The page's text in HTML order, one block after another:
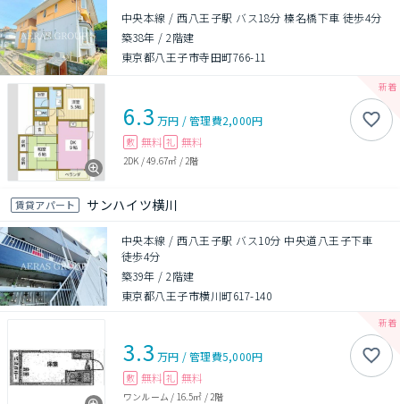
中央本線 / 西八王子駅 バス18分 榛名橋下車 徒歩4分
築38年 /2階建
東京都八王子市寺田町766-11
6.3 万円 /管理費2,000円
敷 無料 礼 無料
2DK /49.67㎡ / 2階
賃貸アパート サンハイツ横川
中央本線 / 西八王子駅 バス10分 中央道八王子下車
徒歩4分
築39年 /2階建
東京都八王子市横川町617-140
3.3 万円 /管理費5,000円
敷 無料 礼 無料
ワンルーム / 16.5㎡ / 2階